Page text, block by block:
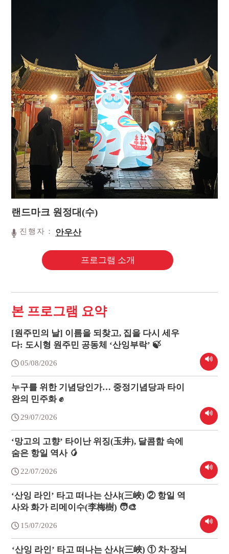
랜드마크 원정대(수)
진행자： 안우산
프로그램 소개
본 프로그램 요약
[원주민의 날] 이름을 되찾고, 집을 다시 세우
다: 도시형 원주민 공동체 ‘산잉부락’ 🍃
05/08/2026
누구를 위한 기념당인가… 중정기념당과 타이
완의 민주화 ✊
29/07/2026
‘망고의 고향’ 타이난 위징(玉井), 달콤함 속에
숨은 항일 역사 🥭
22/07/2026
‘산잉 라인’ 타고 떠나는 산샤(三峽) ② 항일 역
사와 화가 리메이수(李梅樹) 🧑‍🎨
15/07/2026
‘산잉 라인’ 타고 떠나는 산샤(三峽) ① 차·장뇌